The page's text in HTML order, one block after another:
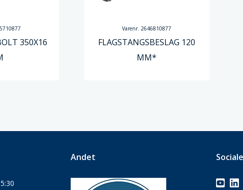
350X16
Varenr. 2646810877
FLAGSTANGSBESLAG 120
MM*
Andet